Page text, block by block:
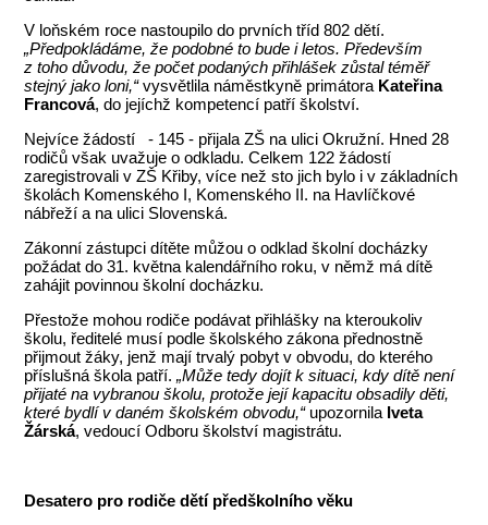
V loňském roce nastoupilo do prvních tříd 802 dětí.
„Předpokládáme, že podobné to bude i letos. Především
z toho důvodu, že počet podaných přihlášek zůstal téměř
stejný jako loni,“vysvětlila náměstkyně primátora Kateřina
Francová, do jejíchž kompetencí patří školství.
Nejvíce žádostí - 145 - přijala ZŠ na ulici Okružní. Hned 28
rodičů však uvažuje o odkladu. Celkem 122 žádostí
zaregistrovali v ZŠ Křiby, více než sto jich bylo i v základních
školách Komenského I, Komenského II. na Havlíčkové
nábřeží a na ulici Slovenská.
Zákonní zástupci dítěte můžou o odklad školní docházky
požádat do 31. května kalendářního roku, v němž má dítě
zahájit povinnou školní docházku.
Přestože mohou rodiče podávat přihlášky na kteroukoliv
školu, ředitelé musí podle školského zákona přednostně
přijmout žáky, jenž mají trvalý pobyt v obvodu, do kterého
příslušná škola patří.„Může tedy dojít k situaci, kdy dítě není
přijaté na vybranou školu, protože její kapacitu obsadily děti,
které bydlí v daném školském obvodu,“upozornila Iveta
Žárská, vedoucí Odboru školství magistrátu.
Desatero pro rodiče dětí předškolního věku